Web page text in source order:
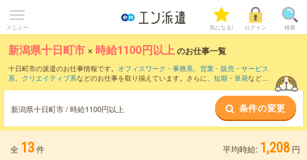
メニュー 気になる! ログイン 検索
新潟県十日町市 × 時給1100円以上のお仕事一覧
十日町市の派遣のお仕事情報です。 オフィスワーク・事務系、 営業・販売・サービス
系、 クリエイティブ系などのお仕事を取り揃えています。さらに、 短期 ・ 単発などの
新潟県十日町市 / 時給1100円以上 条件の変更
全 13件 平均時給: 1,208 円